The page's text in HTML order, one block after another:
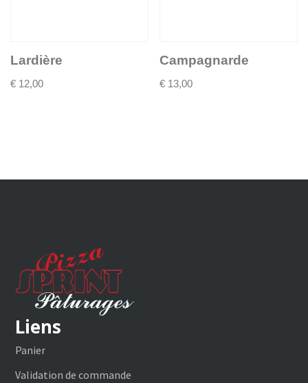
Lardière
€ 12,00
Campagnarde
€ 13,00
Liens
Panier
Validation de commande